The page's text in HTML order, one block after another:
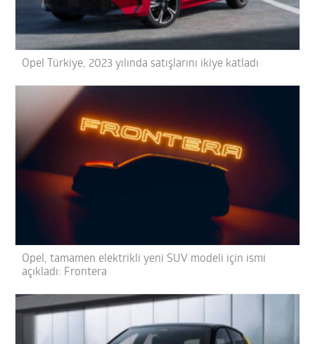
Opel Türkiye, 2023 yılında satışlarını ikiye katladı
Opel, tamamen elektrikli yeni SUV modeli için ismi
açıkladı: Frontera